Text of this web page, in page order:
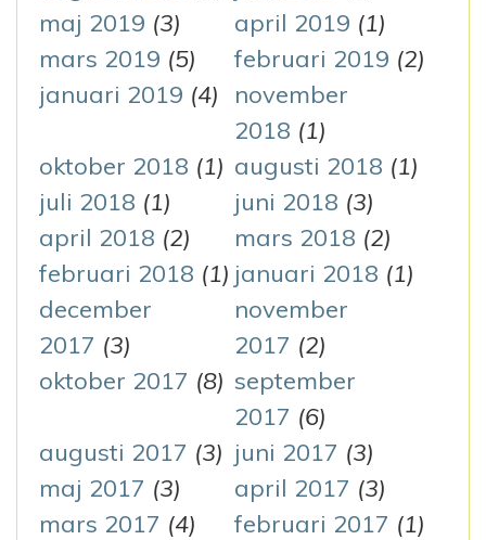
maj 2019 (3) april 2019 (1)
mars 2019 (5) februari 2019 (2)
januari 2019 (4)
november
2018 (1)
oktober 2018 (1) augusti 2018 (1)
juli 2018 (1) juni 2018 (3)
april 2018 (2) mars 2018 (2)
februari 2018 (1) januari 2018 (1)
december
2017 (3)
november
2017 (2)
oktober 2017 (8) september
2017 (6)
augusti 2017 (3) juni 2017 (3)
maj 2017 (3) april 2017 (3)
mars 2017 (4) februari 2017 (1)